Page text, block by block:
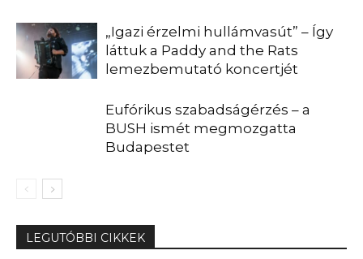
„Igazi érzelmi hullámvasút” – Így
láttuk a Paddy and the Rats
lemezbemutató koncertjét
Eufórikus szabadságérzés – a
BUSH ismét megmozgatta
Budapestet
LEGUTÓBBI CIKKEK